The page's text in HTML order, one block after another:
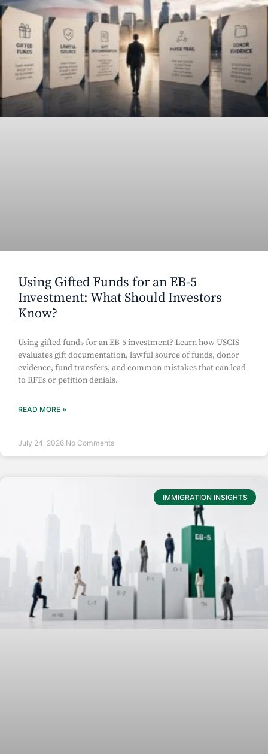
Using Gifted Funds for an EB-5
Investment: What Should Investors
Know?
Using gifted funds for an EB-5 investment? Learn how USCIS
evaluates gift documentation, lawful source of funds, donor
evidence, fund transfers, and common mistakes that can lead
to RFEs or petition denials.
READ MORE »
July 24, 2026 No Comments
IMMIGRATION INSIGHTS